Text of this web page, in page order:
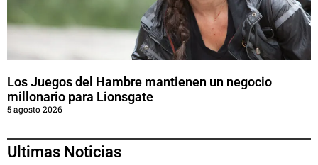
Los Juegos del Hambre mantienen un negocio
millonario para Lionsgate
5 agosto 2026
Ultimas Noticias